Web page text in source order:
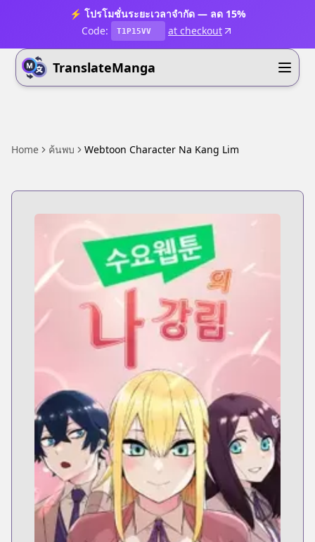
⚡ โปรโมชั่นระยะเวลาจำกัด — ลด 15%
Code:
T1P15VV at checkout
TranslateManga
Home ค้นพบ Webtoon Character Na Kang Lim